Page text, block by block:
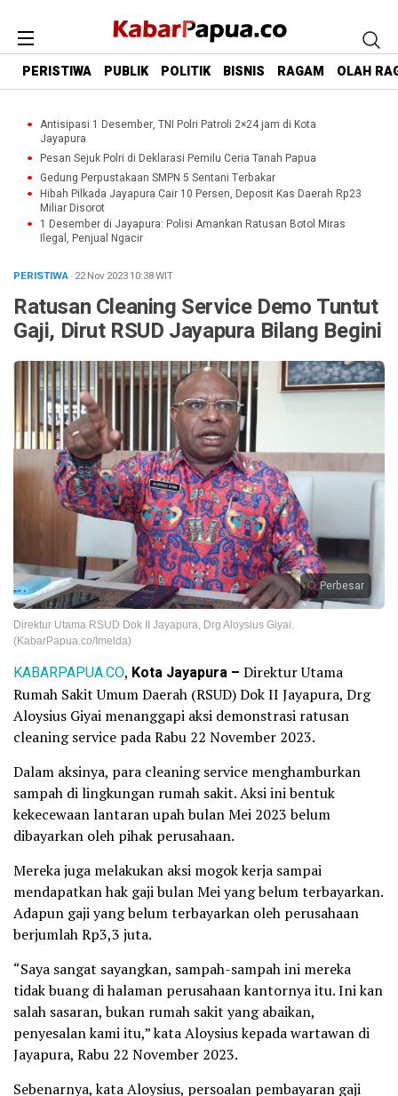
PERISTIWA PUBLIK POLITIK BISNIS RAGAM OLAH
Antisipasi 1 Desember, TNI Polri Patroli 2×24 jam di Kota
Jayapura
Pesan Sejuk Polri di Deklarasi Pemilu Ceria Tanah Papua
Gedung Perpustakaan SMPN 5 Sentani Terbakar
Hibah Pilkada Jayapura Cair 10 Persen, Deposit Kas Daerah Rp23
Miliar Disorot
1 Desember di Jayapura: Polisi Amankan Ratusan Botol Miras
Ilegal, Penjual Ngacir
PERISTIWA· 22 Nov 202310:38WIT
Ratusan Cleaning Service Demo Tuntut
Gaji, Dirut RSUD Jayapura Bilang Begini
Perbesar
Direktur Utama RSUD Dok II Jayapura, Drg Aloysius Giyai.
(KabarPapua.co/Imelda)
KABARPAPUA.CO, Kota Jayapura – Direktur Utama
Rumah Sakit Umum Daerah (RSUD) Dok II Jayapura, Drg
Aloysius Giyai menanggapi aksi demonstrasi ratusan
cleaning service pada Rabu 22 November 2023.
Dalam aksinya, para cleaning service menghamburkan
sampah di lingkungan rumah sakit. Aksi ini bentuk
kekecewaan lantaran upah bulan Mei 2023 belum
dibayarkan oleh pihak perusahaan.
Mereka juga melakukan aksi mogok kerja sampai
mendapatkan hak gaji bulan Mei yang belum terbayarkan.
Adapun gaji yang belum terbayarkan oleh perusahaan
berjumlah Rp3,3 juta.
“Saya sangat sayangkan, sampah-sampah ini mereka
tidak buang di halaman perusahaan kantornya itu. Ini kan
salah sasaran, bukan rumah sakit yang abaikan,
penyesalan kami itu,” kata Aloysius kepada wartawan di
Jayapura, Rabu 22 November 2023.
Sebenarnya, kata Aloysius, persoalan pembayaran gaji